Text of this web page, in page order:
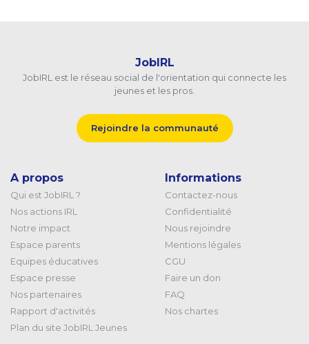
JobIRL
JobIRL est le réseau social de l'orientation qui connecte les
jeunes et les pros.
Rejoindre la communauté
A propos
Qui est JobIRL ?
Nos actions IRL
Notre impact
Espace parents
Equipes éducatives
Espace presse
Nos partenaires
Rapport d'activités
Plan du site JobIRL Jeunes
Informations
Contactez-nous
Confidentialité
Nous rejoindre
Mentions légales
CGU
Faire un don
FAQ
Nos chartes